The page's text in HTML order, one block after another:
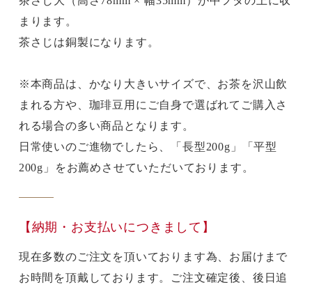
まります。
茶さじは銅製になります。
※本商品は、かなり大きいサイズで、お茶を沢山飲
まれる方や、珈琲豆用にご自身で選ばれてご購入さ
れる場合の多い商品となります。
日常使いのご進物でしたら、「長型200g」「平型
200g」をお薦めさせていただいております。
【納期・お支払いにつきまして】
現在多数のご注文を頂いております為、お届けまで
お時間を頂戴しております。ご注文確定後、後日追